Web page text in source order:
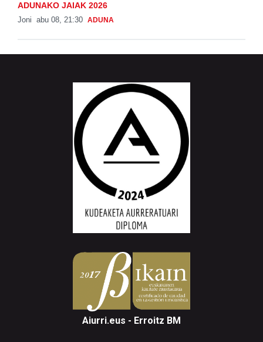
ADUNAKO JAIAK 2026
Joni abu 08, 21:30 ADUNA
Aiurri.eus - Erroitz BM